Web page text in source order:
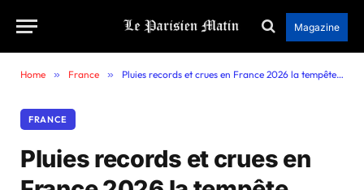
Magazine
Home » France » Pluies records et crues en France 2026 la tempête Pedro menace l’ouest du pays
FRANCE
Pluies records et crues en